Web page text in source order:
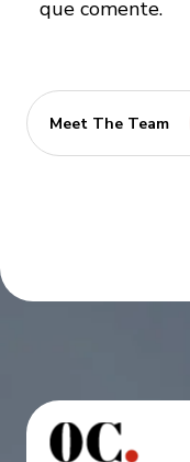
que comente.
Meet The Team